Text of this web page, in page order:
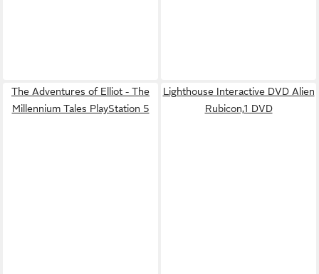
The Adventures of Elliot - The
Millennium Tales PlayStation 5
Lighthouse Interactive DVD Alien
Rubicon,1 DVD